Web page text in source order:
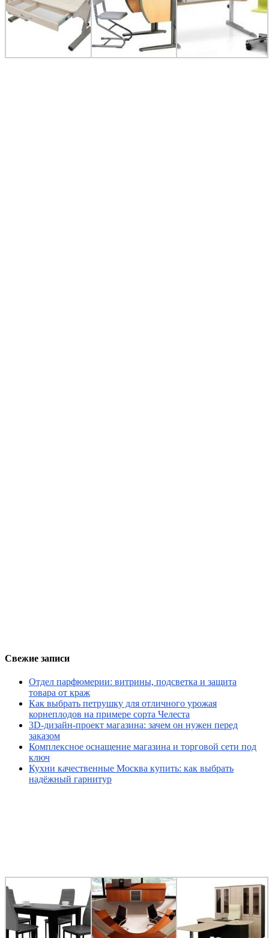
Свежие записи
Отдел парфюмерии: витрины, подсветка и защита
товара от краж
Как выбрать петрушку для отличного урожая
корнеплодов на примере сорта Челеста
3D-дизайн-проект магазина: зачем он нужен перед
заказом
Комплексное оснащение магазина и торговой сети под
ключ
Кухни качественные Москва купить: как выбрать
надёжный гарнитур